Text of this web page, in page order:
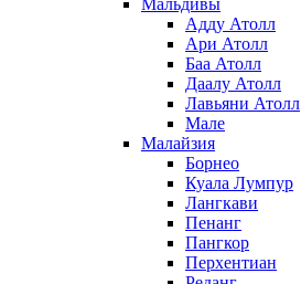
Адду Атолл
Ари Атолл
Баа Атолл
Даалу Атолл
Лавьяни Атолл
Мале
Малайзия
Борнео
Куала Лумпур
Лангкави
Пенанг
Пангкор
Перхентиан